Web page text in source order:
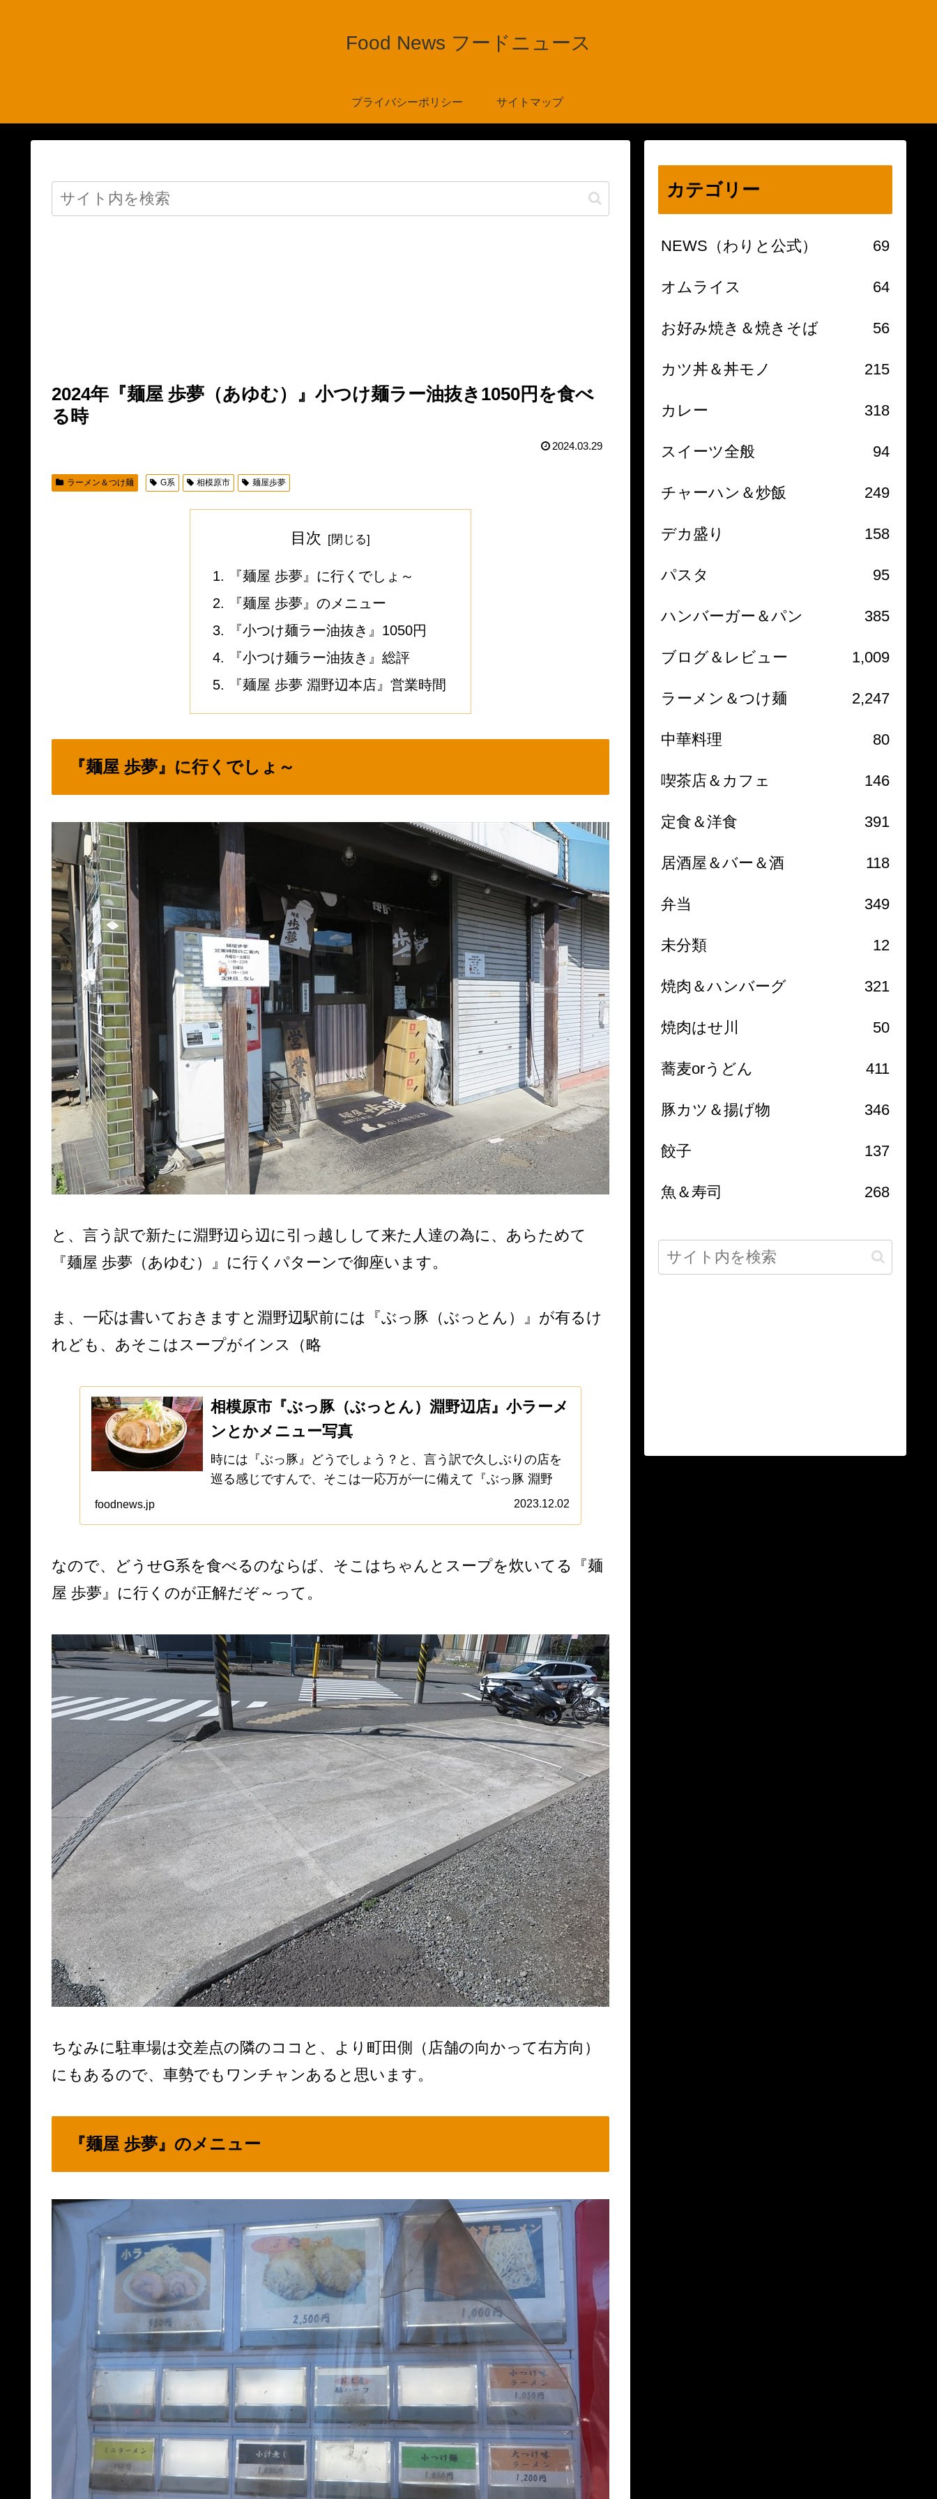
Food News フードニュース
プライバシーポリシー サイトマップ
2024年『麺屋 歩夢（あゆむ）』小つけ麺ラー油抜き1050円を食べ
る時
2024.03.29
ラーメン＆つけ麺 G系 相模原市 麺屋歩夢
目次
『麺屋 歩夢』に行くでしょ～
『麺屋 歩夢』のメニュー
『小つけ麺ラー油抜き』1050円
『小つけ麺ラー油抜き』総評
『麺屋 歩夢 淵野辺本店』営業時間
『麺屋 歩夢』に行くでしょ～
と、言う訳で新たに淵野辺ら辺に引っ越しして来た人達の為に、あらためて
『麺屋 歩夢（あゆむ）』に行くパターンで御座います。
ま、一応は書いておきますと淵野辺駅前には『ぶっ豚（ぶっとん）』が有るけ
れども、あそこはスープがインス（略
相模原市『ぶっ豚（ぶっとん）淵野辺店』小ラーメ
ンとかメニュー写真
時には『ぶっ豚』どうでしょう？と、言う訳で久しぶりの店を
巡る感じですんで、そこは一応万が一に備えて『ぶっ豚 淵野
辺』も行っておこうかなと。いや！この店に限っては、99%テ
foodnews.jp 2023.12.02
なので、どうせG系を食べるのならば、そこはちゃんとスープを炊いてる『麺
屋 歩夢』に行くのが正解だぞ～って。
ちなみに駐車場は交差点の隣のココと、より町田側（店舗の向かって右方向）
にもあるので、車勢でもワンチャンあると思います。
『麺屋 歩夢』のメニュー
カテゴリー
NEWS（わりと公式） 69
オムライス 64
お好み焼き＆焼きそば 56
カツ丼＆丼モノ 215
カレー 318
スイーツ全般 94
チャーハン＆炒飯 249
デカ盛り 158
パスタ 95
ハンバーガー＆パン 385
ブログ＆レビュー 1,009
ラーメン＆つけ麺 2,247
中華料理 80
喫茶店＆カフェ 146
定食＆洋食 391
居酒屋＆バー＆酒 118
弁当 349
未分類 12
焼肉＆ハンバーグ 321
焼肉はせ川 50
蕎麦orうどん 411
豚カツ＆揚げ物 346
餃子 137
魚＆寿司 268